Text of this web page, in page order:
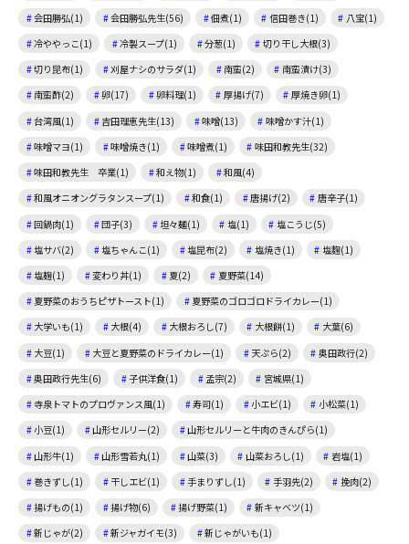
会田勝弘(1)
会田勝弘先生(56) 佃煮(1) 信田巻き(1)
八宝(1)
冷ややっこ(1)
冷製スープ(1) 分葱(1)
切り干し大根(3)
切り昆布(1)
刈屋ナシのサラダ(1) 南蛮(2)
南蛮漬け(3)
南蛮酢(2)
卵(17) 卵料理(1) 厚揚げ(7)
厚焼き卵(1)
台湾風(1)
吉田理恵先生(13) 味噌(13)
味噌かす汁(1)
味噌マヨ(1)
味噌焼き(1) 味噌煮(1)
味田和教先生(32)
味田和教先生 卒業(1)
和え物(1)
和風(4)
和風オニオングラタンスープ(1)
和食(1) 唐揚げ(2)
唐辛子(1)
回鍋肉(1)
団子(3) 坦々麺(1) 塩(1)
塩こうじ(5)
塩サバ(2)
塩ちゃんこ(1) 塩昆布(2) 塩焼き(1)
塩麴(1)
塩麹(1)
変わり丼(1) 夏(2)
夏野菜(14)
夏野菜のおうちピザトースト(1)
夏野菜のゴロゴロドライカレー(1)
大学いも(1)
大根(4) 大根おろし(7) 大根餅(1)
大葉(6)
大豆(1)
大豆と夏野菜のドライカレー(1) 天ぷら(2)
奥田政行(2)
奥田政行先生(6)
子供洋食(1) 孟宗(2)
宮城県(1)
寺泉トマトのプロヴァンス風(1)
寿司(1) 小エビ(1)
小松菜(1)
小豆(1)
山形セルリー(2)
山形セルリーと牛肉のきんぴら(1)
山形牛(1)
山形雪若丸(1) 山菜(3) 山菜おろし(1)
岩塩(1)
巻きずし(1)
干しエビ(1) 手まりずし(1) 手羽先(2)
挽肉(2)
揚げもの(1)
揚げ物(6) 揚げ野菜(1)
新キャベツ(1)
新じゃが(2)
新ジャガイモ(3)
新じゃがいも(1)